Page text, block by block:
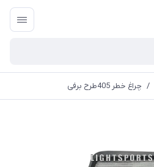
/ چراغ خطر 405طرح برفی